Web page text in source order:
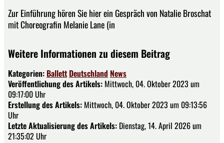
Zur Einführung hören Sie hier ein Gespräch von Natalie Broschat
mit Choreografin Melanie Lane (in
Weitere Informationen zu diesem Beitrag
Kategorien: Ballett Deutschland News
Veröffentlichung des Artikels: Mittwoch, 04. Oktober 2023 um
09:17:00 Uhr
Erstellung des Artikels: Mittwoch, 04. Oktober 2023 um 09:13:56
Uhr
Letzte Aktualisierung des Artikels: Dienstag, 14. April 2026 um
21:35:02 Uhr